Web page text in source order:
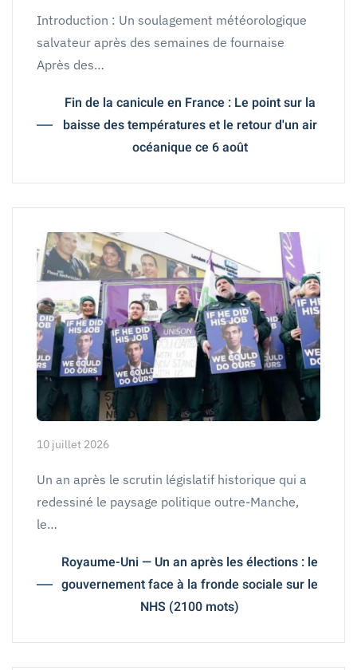
Introduction : Un soulagement météorologique
salvateur après des semaines de fournaise
Après des…
Fin de la canicule en France : Le point sur la
baisse des températures et le retour d'un air
océanique ce 6 août
10 juillet 2026
Un an après le scrutin législatif historique qui a
redessiné le paysage politique outre-Manche,
le…
Royaume-Uni — Un an après les élections : le
gouvernement face à la fronde sociale sur le
NHS (2100 mots)